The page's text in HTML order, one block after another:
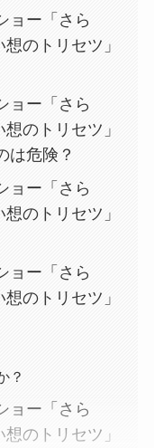
ョー「さら
のトリセツ」
ョー「さら
のトリセツ」
は危険？
ョー「さら
のトリセツ」
ョー「さら
のトリセツ」
？
ョー「さら
のトリセツ」